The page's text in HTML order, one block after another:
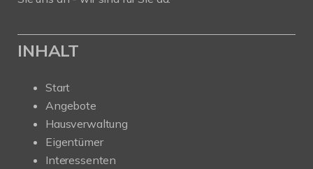
INHALT
Start
Angebote
Hausverwaltung
Eigentümer
Interessenten